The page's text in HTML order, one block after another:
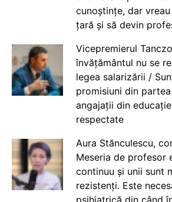
cunoștințe, dar
țară și să devin
Vicepremierul
învățământul nu se
legea salarizării /
promisiuni din
angajații din
respectate
Aura Stănculescu,
Meseria de profesor
continuu și unii sunt
rezistenți. Este
psihiatrică din când